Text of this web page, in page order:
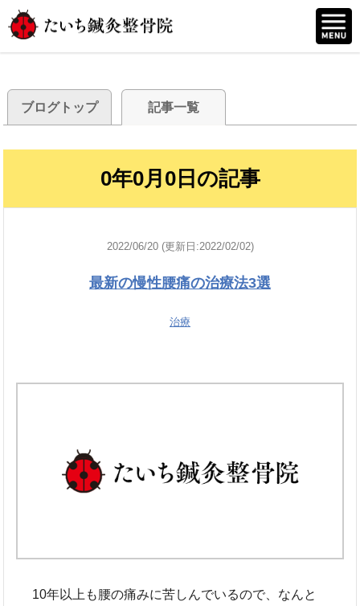
ブログトップ 記事一覧
0年0月0日の記事
2022/06/20 (更新日:2022/02/02)
最新の慢性腰痛の治療法3選
治療
10年以上も腰の痛みに苦しんでいるので、なんと